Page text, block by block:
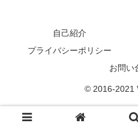
自己紹介
プライバシーポリシー
お問い
© 2016-2021